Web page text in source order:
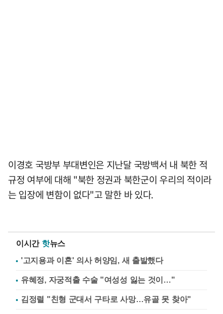
이경호 국방부 부대변인은 지난달 국방백서 내 북한 적
규정 여부에 대해 "북한 정권과 북한군이 우리의 적이라
는 입장에 변함이 없다"고 말한 바 있다.
이시간 핫뉴스
'고지용과 이혼' 의사 허양임, 새 출발했다
유혜정, 자궁적출 수술 "여성성 잃는 것이…"
김정렬 "친형 군대서 구타로 사망…유골 못 찾아"